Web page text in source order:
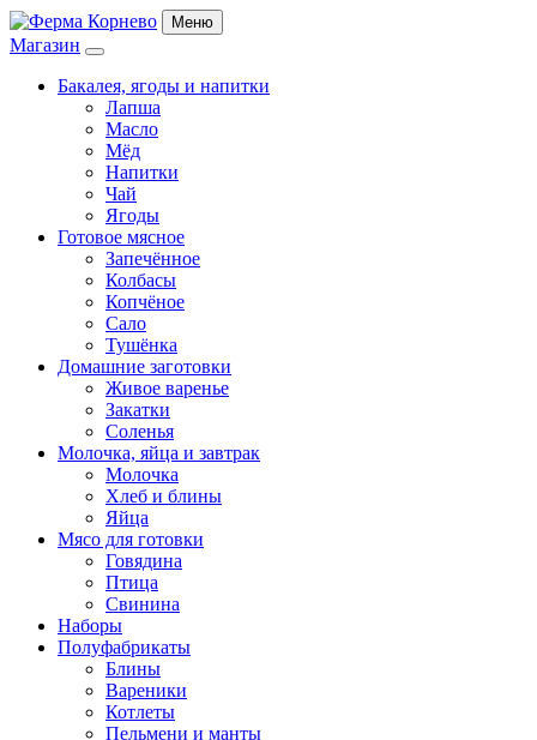
Меню
Магазин
Бакалея, ягоды и напитки
Лапша
Масло
Мёд
Напитки
Чай
Ягоды
Готовое мясное
Запечённое
Колбасы
Копчёное
Сало
Тушёнка
Домашние заготовки
Живое варенье
Закатки
Соленья
Молочка, яйца и завтрак
Молочка
Хлеб и блины
Яйца
Мясо для готовки
Говядина
Птица
Свинина
Наборы
Полуфабрикаты
Блины
Вареники
Котлеты
Пельмени и манты